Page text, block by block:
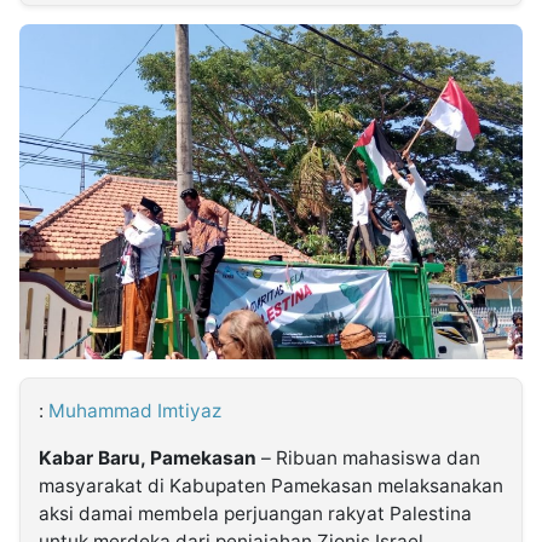
INDONESIA
Partner
Insight
NTB
Suara
Time
Lens
IDN
Daily
Jogja
Jalan
Rakyat
Idealita
News
Kita
Notice
Dinamikapost.com
Radar
Baru
Seedbacklink
Follow
Kabarbaru
: Muhammad Imtiyaz
Kabar Baru, Pamekasan – Ribuan mahasiswa dan
masyarakat di Kabupaten Pamekasan melaksanakan
aksi damai membela perjuangan rakyat Palestina